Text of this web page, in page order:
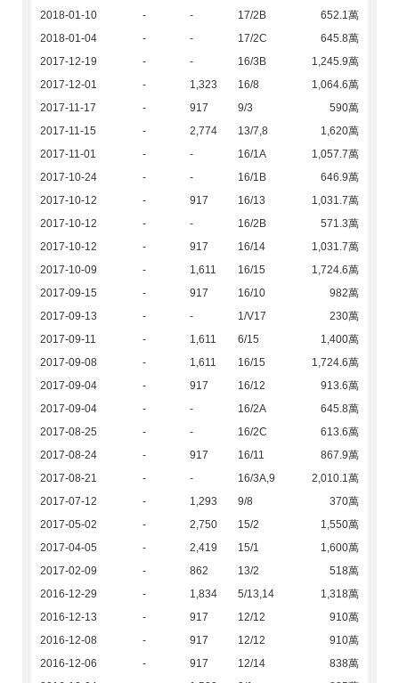
2018-01-10
- - 17/2B
652.1萬
2018-01-04
- - 17/2C
645.8萬
2017-12-19
- - 16/3B
1,245.9萬
2017-12-01
- 1,323 16/8
1,064.6萬
2017-11-17
- 917 9/3
590萬
2017-11-15
- 2,774 13/7,8
1,620萬
2017-11-01
- - 16/1A
1,057.7萬
2017-10-24
- - 16/1B
646.9萬
2017-10-12
- 917 16/13
1,031.7萬
2017-10-12
- - 16/2B
571.3萬
2017-10-12
- 917 16/14
1,031.7萬
2017-10-09
- 1,611 16/15
1,724.6萬
2017-09-15
- 917 16/10
982萬
2017-09-13
- - 1/V17
230萬
2017-09-11
- 1,611 6/15
1,400萬
2017-09-08
- 1,611 16/15
1,724.6萬
2017-09-04
- 917 16/12
913.6萬
2017-09-04
- - 16/2A
645.8萬
2017-08-25
- - 16/2C
613.6萬
2017-08-24
- 917 16/11
867.9萬
2017-08-21
- - 16/3A,9
2,010.1萬
2017-07-12
- 1,293 9/8
370萬
2017-05-02
- 2,750 15/2
1,550萬
2017-04-05
- 2,419 15/1
1,600萬
2017-02-09
- 862 13/2
518萬
2016-12-29
- 1,834 5/13,14
1,318萬
2016-12-13
- 917 12/12
910萬
2016-12-08
- 917 12/12
910萬
2016-12-06
- 917 12/14
838萬